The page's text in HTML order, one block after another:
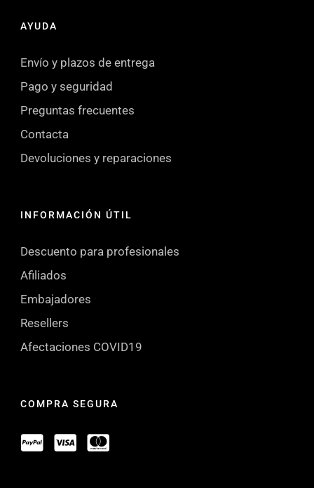
AYUDA
Envío y plazos de entrega
Pago y seguridad
Preguntas frecuentes
Contacta
Devoluciones y reparaciones
INFORMACIÓN ÚTIL
Descuento para profesionales
Afiliados
Embajadores
Resellers
Afectaciones COVID19
COMPRA SEGURA